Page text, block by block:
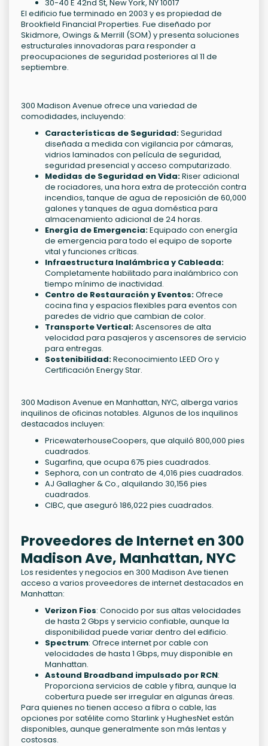
30-40 E 42nd St, New York, NY 10017
El edificio fue terminado en 2003 y es propiedad de
Brookfield Financial Properties. Fue diseñado por
Skidmore, Owings & Merrill (SOM) y presenta soluciones
estructurales innovadoras para responder a
preocupaciones de seguridad posteriores al 11 de
septiembre.
300 Madison Avenue ofrece una variedad de
comodidades, incluyendo:
Características de Seguridad:Seguridad
diseñada a medida con vigilancia por cámaras,
vidrios laminados con película de seguridad,
seguridad presencial y acceso computarizado.
Medidas de Seguridad en Vida:Riser adicional
de rociadores, una hora extra de protección contra
incendios, tanque de agua de reposición de 60,000
galones y tanques de agua doméstica para
almacenamiento adicional de 24 horas.
Energía de Emergencia:Equipado con energía
de emergencia para todo el equipo de soporte
vital y funciones críticas.
Infraestructura Inalámbrica y Cableada:
Completamente habilitado para inalámbrico con
tiempo mínimo de inactividad.
Centro de Restauración y Eventos:Ofrece
cocina fina y espacios flexibles para eventos con
paredes de vidrio que cambian de color.
Transporte Vertical:Ascensores de alta
velocidad para pasajeros y ascensores de servicio
para entregas.
Sostenibilidad:Reconocimiento LEED Oro y
Certificación Energy Star.
300 Madison Avenue en Manhattan, NYC, alberga varios
inquilinos de oficinas notables. Algunos de los inquilinos
destacados incluyen:
PricewaterhouseCoopers, que alquiló 800,000 pies
cuadrados.
Sugarfina, que ocupa 675 pies cuadrados.
Sephora, con un contrato de 4,016 pies cuadrados.
AJ Gallagher & Co., alquilando 30,156 pies
cuadrados.
CIBC, que aseguró 186,022 pies cuadrados.
Proveedores de Internet en 300
Madison Ave, Manhattan, NYC
Los residentes y negocios en 300 Madison Ave tienen
acceso a varios proveedores de internet destacados en
Manhattan:
Verizon Fios: Conocido por sus altas velocidades
de hasta 2 Gbps y servicio confiable, aunque la
disponibilidad puede variar dentro del edificio.
Spectrum: Ofrece internet por cable con
velocidades de hasta 1 Gbps, muy disponible en
Manhattan.
Astound Broadband impulsado por RCN:
Proporciona servicios de cable y fibra, aunque la
cobertura puede ser irregular en algunas áreas.
Para quienes no tienen acceso a fibra o cable, las
opciones por satélite como Starlink y HughesNet están
disponibles, aunque generalmente son más lentas y
costosas.